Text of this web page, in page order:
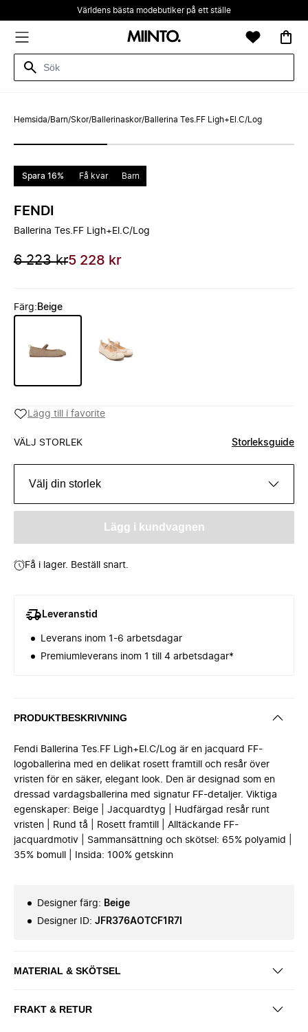
Världens bästa modebutiker på ett ställe
Hemsida/Barn/Skor/Ballerinaskor/Ballerina Tes.FF Ligh+El.C/Log
Spara 16% Få kvar Barn
FENDI
Ballerina Tes.FF Ligh+El.C/Log
6 223 kr5 228 kr
Färg: Beige
Lägg till i favorite
VÄLJ STORLEK Storleksguide
Välj din storlek
Lägg i kundvagnen
Få i lager. Beställ snart.
Leveranstid
Leverans inom 1-6 arbetsdagar
Premiumleverans inom 1 till 4 arbetsdagar*
PRODUKTBESKRIVNING
Fendi Ballerina Tes.FF Ligh+El.C/Log är en jacquard FF-
logoballerina med en delikat rosett framtill och resår över
vristen för en säker, elegant look. Den är designad som en
dressad vardagsballerina med signatur FF-detaljer. Viktiga
egenskaper: Beige | Jacquardtyg | Hudfärgad resår runt
vristen | Rund tå | Rosett framtill | Alltäckande FF-
jacquardmotiv | Sammansättning och skötsel: 65% polyamid |
35% bomull | Insida: 100% getskinn
Designer färg: Beige
Designer ID: JFR376AOTCF1R7I
MATERIAL & SKÖTSEL
FRAKT & RETUR